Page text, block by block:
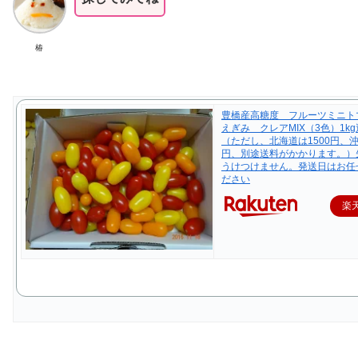
椿
豊橋産高糖度 フルーツミニ
えぎみ クレアMIX（3色）1kg
（ただし、北海道は1500円、
円、別途送料がかかります。
うけつけません。発送日はお
ださい
楽